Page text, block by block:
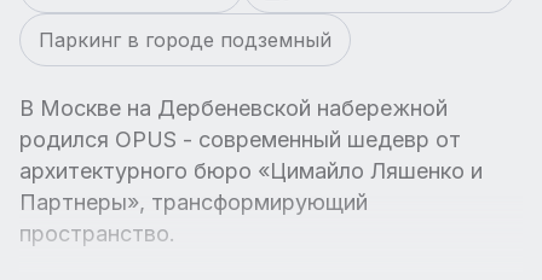
Паркинг в городе подземный
В Москве на Дербеневской набережной
родился OPUS - современный шедевр от
архитектурного бюро «Цимайло Ляшенко и
Партнеры», трансформирующий
пространство.